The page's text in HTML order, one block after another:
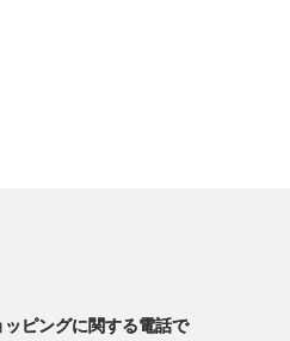
ピングに関する電話で